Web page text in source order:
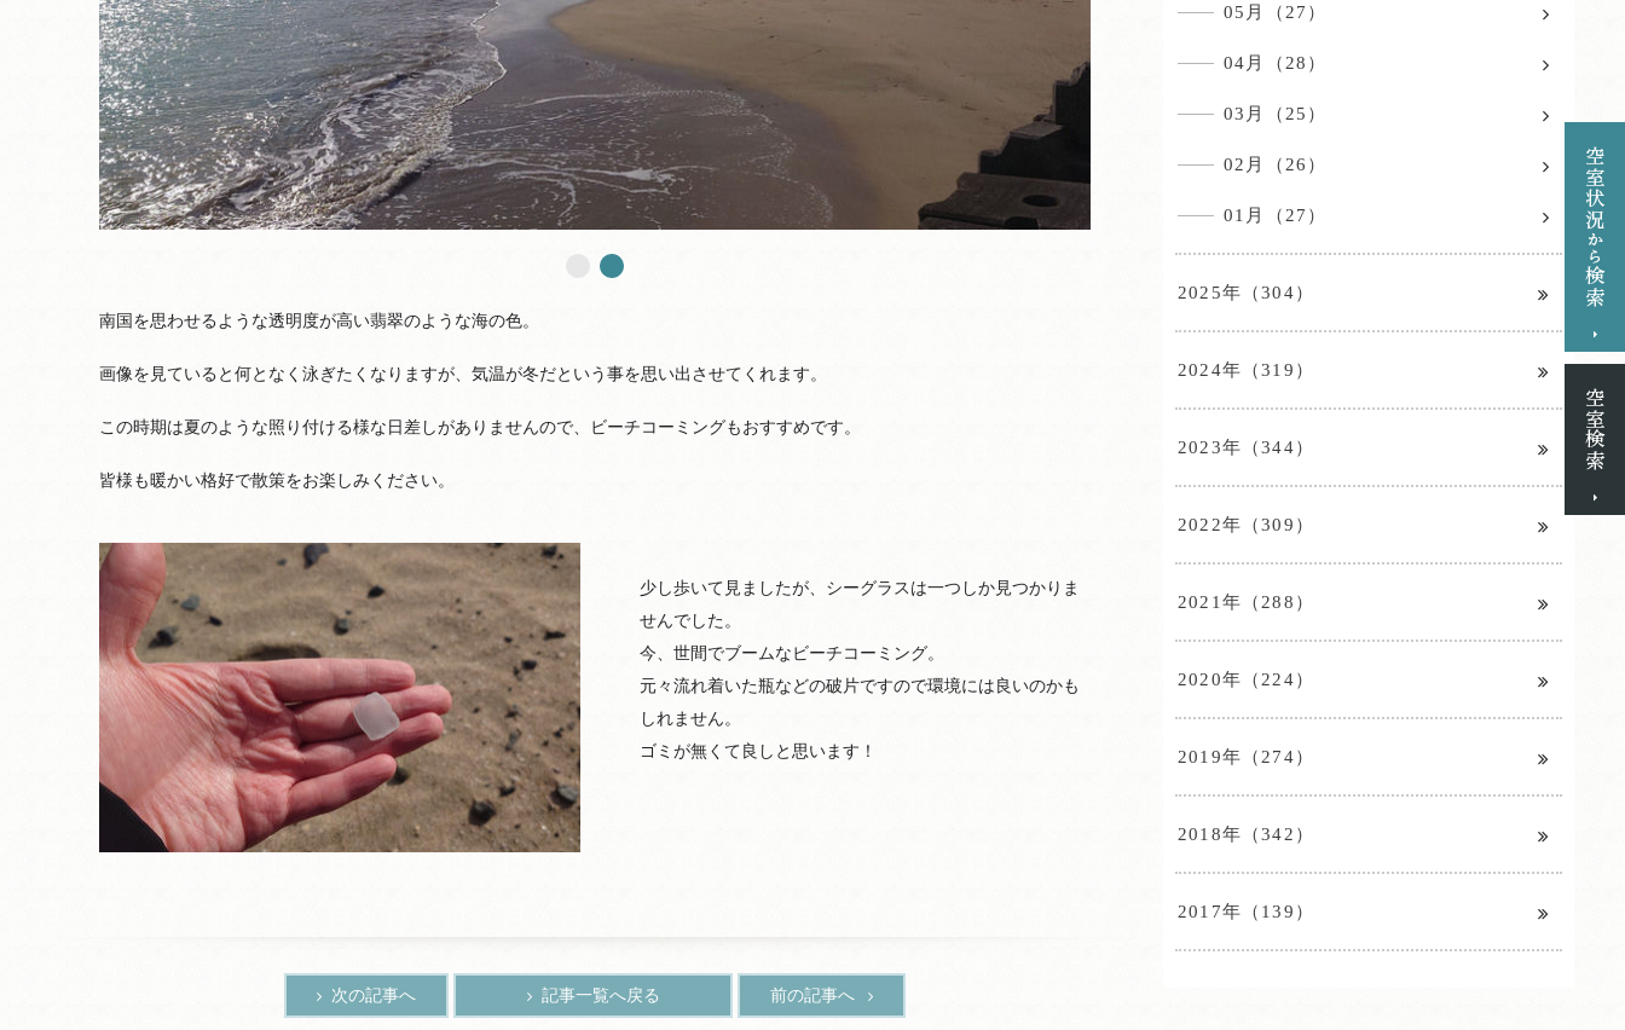
南国を思わせるような透明度が高い翡翠のような海の色。
画像を見ていると何となく泳ぎたくなりますが、気温が冬だという事を思い出させてくれます。
この時期は夏のような照り付ける様な日差しがありませんので、ビーチコーミングもおすすめです。
皆様も暖かい格好で散策をお楽しみください。
少し歩いて見ましたが、シーグラスは一つしか見つかりま
せんでした。
今、世間でブームなビーチコーミング。
元々流れ着いた瓶などの破片ですので環境には良いのかも
しれません。
ゴミが無くて良しと思います！
次の記事へ 記事一覧へ戻る 前の記事へ
05月（27）
04月（28）
03月（25）
02月（26）
01月（27）
2025年（304）
2024年（319）
2023年（344）
2022年（309）
2021年（288）
2020年（224）
2019年（274）
2018年（342）
2017年（139）